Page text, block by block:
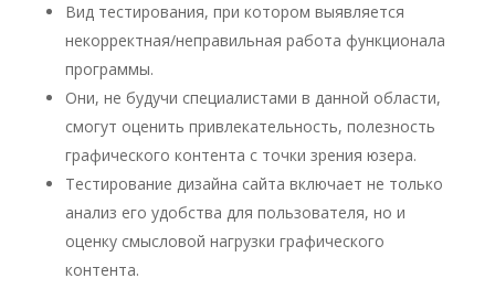
Вид тестирования, при котором выявляется
некорректная/неправильная работа функционала
программы.
Они, не будучи специалистами в данной области,
смогут оценить привлекательность, полезность
графического контента с точки зрения юзера.
Тестирование дизайна сайта включает не только
анализ его удобства для пользователя, но и
оценку смысловой нагрузки графического
контента.